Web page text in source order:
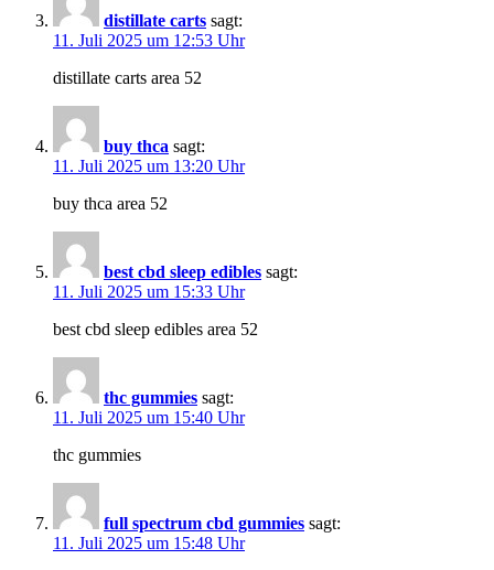
distillate carts sagt:
11. Juli 2025 um 12:53 Uhr
distillate carts area 52
buy thca sagt:
11. Juli 2025 um 13:20 Uhr
buy thca area 52
best cbd sleep edibles sagt:
11. Juli 2025 um 15:33 Uhr
best cbd sleep edibles area 52
thc gummies sagt:
11. Juli 2025 um 15:40 Uhr
thc gummies
full spectrum cbd gummies sagt:
11. Juli 2025 um 15:48 Uhr